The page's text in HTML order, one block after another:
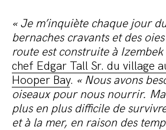
« Je m’inquiète chaque jour
bernaches cravants et des
route est construite à Izembek
chef Edgar Tall Sr. du village
Hooper Bay. « Nous avons
oiseaux pour nous nourrir.
plus en plus difficile de
et à la mer, en raison des